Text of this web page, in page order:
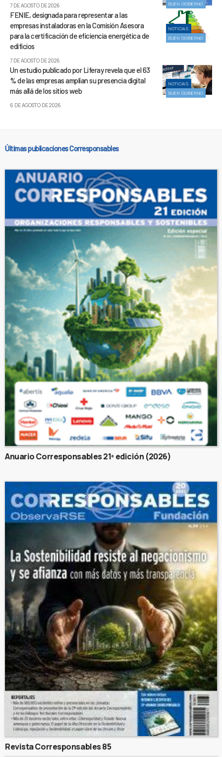
BUEN GOBIERNO
7 DE AGOSTO DE 2026
NOTICIAS
BUEN GOBIERNO
FENIE, designada para representar a las
empresas instaladoras en la Comisión Asesora
para la certificación de eficiencia energética de
edificios
7 DE AGOSTO DE 2026
NOTICIAS
BUEN GOBIERNO
Un estudio publicado por Liferay revela que el 63
% de las empresas amplían su presencia digital
más allá de los sitios web
6 DE AGOSTO DE 2026
Últimas publicaciones Corresponsables
Anuario Corresponsables 21ª edición (2026)
Revista Corresponsables 85